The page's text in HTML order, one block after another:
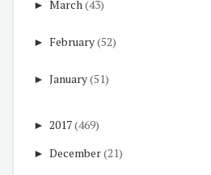
► March(43)
► February(52)
► January(51)
► 2017(469)
► December(21)